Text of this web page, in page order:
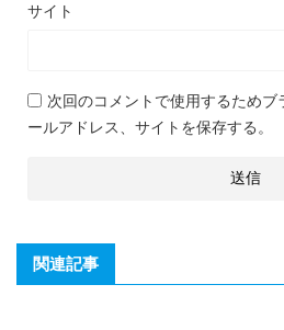
サイト
次回のコメントで使用するためブ
ールアドレス、サイトを保存する。
関連記事